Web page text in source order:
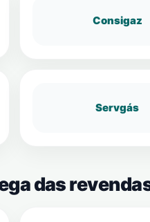
Consigaz
Servgás
das